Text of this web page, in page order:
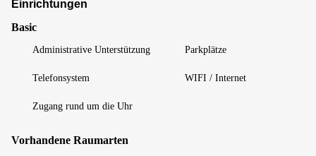
Einrichtungen
Basic
Administrative Unterstützung Parkplätze
Telefonsystem WIFI / Internet
Zugang rund um die Uhr
Vorhandene Raumarten